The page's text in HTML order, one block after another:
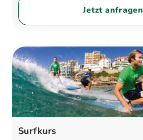
Jetzt anfragen
Surfkurs